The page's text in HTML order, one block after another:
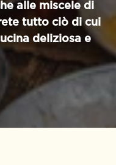
alle miscele di
tutto ciò di cui
deliziosa e